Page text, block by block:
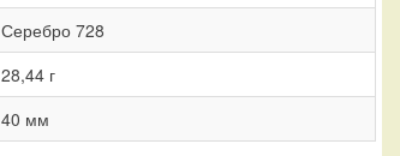
Серебро 728
28,44 г
40 мм